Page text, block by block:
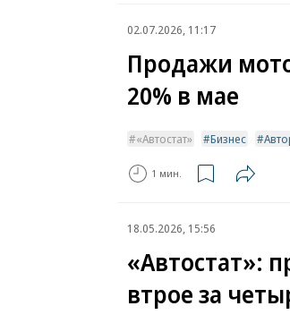
02.07.2026, 11:17
Продажи
20% в мае
«Автостат» Бизнес
1 мин.
18.05.2026, 15:56
«Автостат»:
втрое за